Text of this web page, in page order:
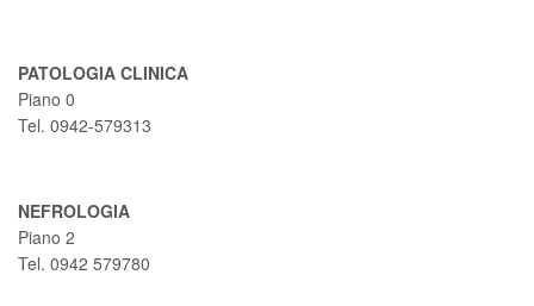
PATOLOGIA CLINICA
Piano 0
Tel. 0942-579313
NEFROLOGIA
Piano 2
Tel. 0942 579780